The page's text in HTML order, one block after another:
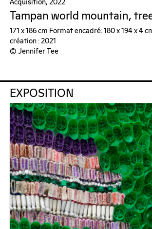
Acquisition, 2022
Tampan world mountain,
171 x 186 cm Format encadré: 180 x 194 x 4
création : 2021
© Jennifer Tee
EXPOSITION